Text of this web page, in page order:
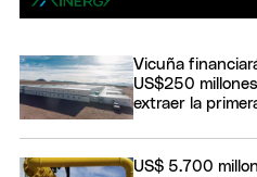
Vicuña
US$250
extraer la
US$ 5.700